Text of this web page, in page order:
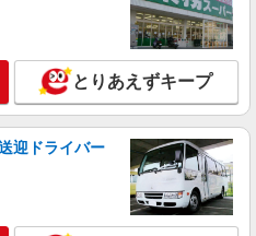
とりあえずキープ
迎ドライバー